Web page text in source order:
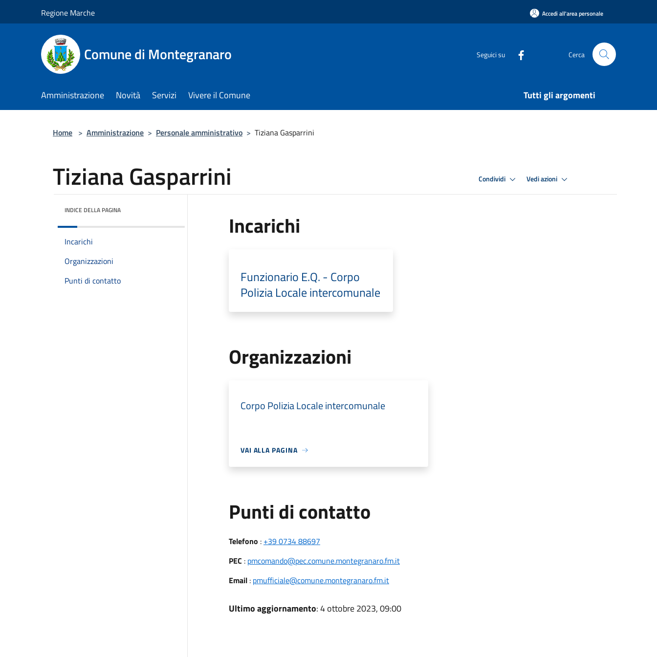
Regione Marche Accedi all'area personale
Comune di Montegranaro Seguici su Cerca
Amministrazione Novità Servizi Vivere il Comune Tutti gli argomenti
Home > Amministrazione > Personale amministrativo > Tiziana Gasparrini
Tiziana Gasparrini Condividi Vedi azioni
INDICE DELLA PAGINA
Incarichi
Organizzazioni
Punti di contatto
Incarichi
Funzionario E.Q. - Corpo
Polizia Locale intercomunale
Organizzazioni
Corpo Polizia Locale intercomunale
VAI ALLA PAGINA
Punti di contatto
Telefono : +39 0734 88697
PEC : pmcomando@pec.comune.montegranaro.fm.it
Email: pmufficiale@comune.montegranaro.fm.it
Ultimo aggiornamento: 4 ottobre 2023, 09:00